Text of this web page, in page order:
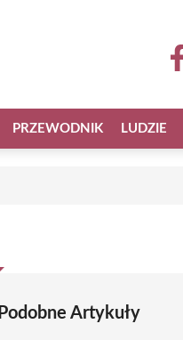
PRZEWODNIK LUDZIE
Podobne Artykuły